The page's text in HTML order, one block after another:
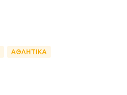
ΑΘΛΗΤΙΚΑ